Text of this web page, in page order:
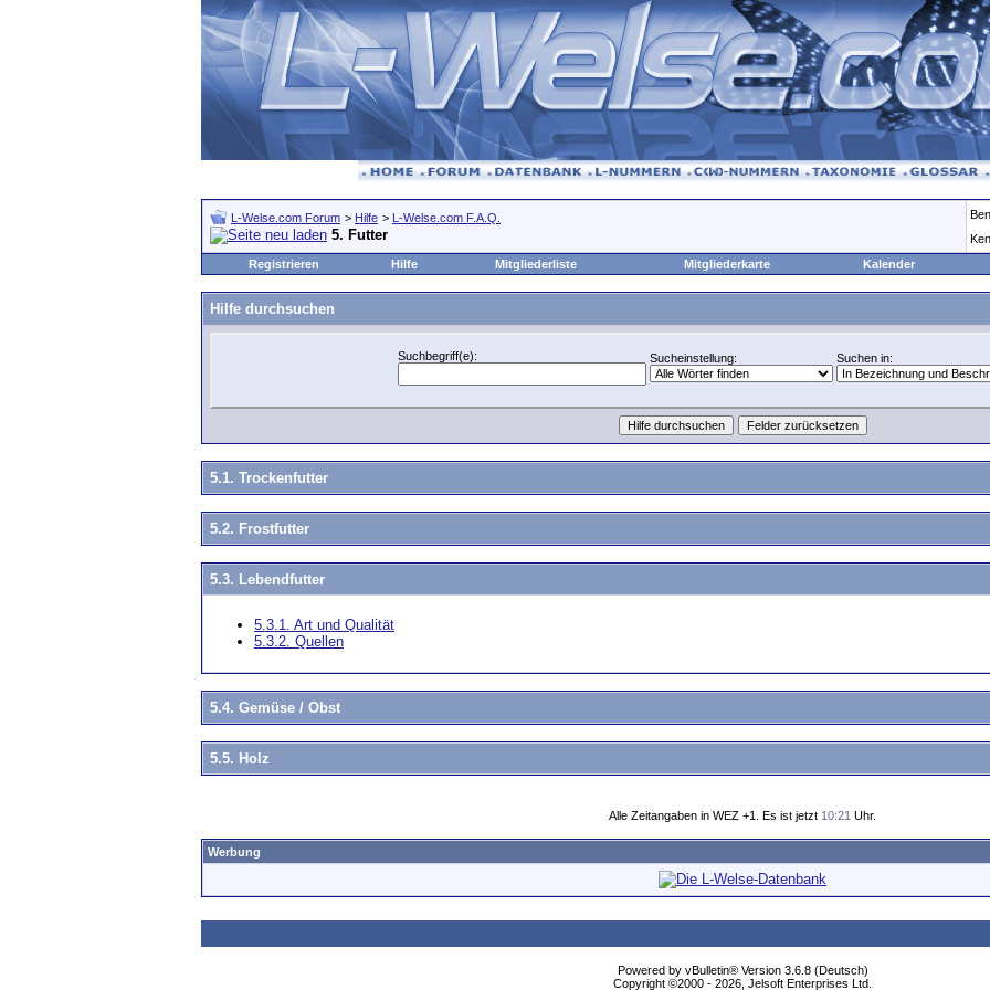
L-Welse.com Forum > Hilfe > L-Welse.com F.A.Q.
5. Futter
Registrieren
Hilfe Mitgliederliste Mitgliederkarte Kalender
Hilfe durchsuchen
Suchbegriff(e): Sucheinstellung: Suchen in:
5.1. Trockenfutter
5.2. Frostfutter
5.3. Lebendfutter
5.3.1. Art und Qualität
5.3.2. Quellen
5.4. Gemüse / Obst
5.5. Holz
Alle Zeitangaben in WEZ +1. Es ist jetzt 10:21 Uhr.
Werbung
Powered by vBulletin® Version 3.6.8 (Deutsch)
Copyright ©2000 - 2026, Jelsoft Enterprises Ltd.